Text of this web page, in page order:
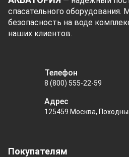
спасательного
безопасность на воде
наших клиентов.
Покупателям
Телефон
8 (800) 555-22-59
Адрес
125459 Москва,